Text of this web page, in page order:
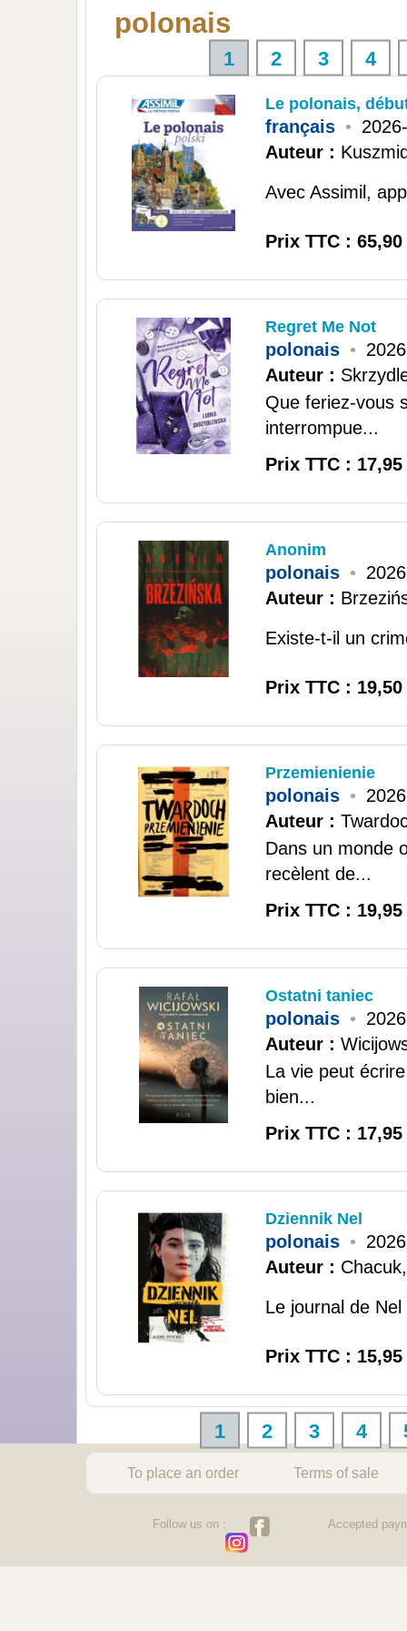
polonais
1 2 3 4
Le polonais,
français •
Auteur :
Avec Assimil,
Prix TTC : 65,90
Regret Me Not
polonais •
Auteur :
Que feriez-vous
interrompue...
Prix TTC : 17,95
Anonim
polonais •
Auteur :
Existe-t-il un
Prix TTC : 19,50
Przemienienie
polonais • 2026
Auteur :
Dans un monde
recèlent de...
Prix TTC : 19,95
Ostatni taniec
polonais • 2026
Auteur :
La vie peut
bien...
Prix TTC : 17,95
Dziennik Nel
polonais • 2026
Auteur :
Le journal de
Prix TTC : 15,95
1 2 3 4
To place an order Terms of sale
Follow us on : Accepted